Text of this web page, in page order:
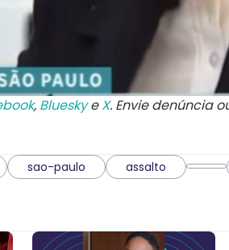
, BlueskyeX. Envie denúncia
sao-paulo assalto